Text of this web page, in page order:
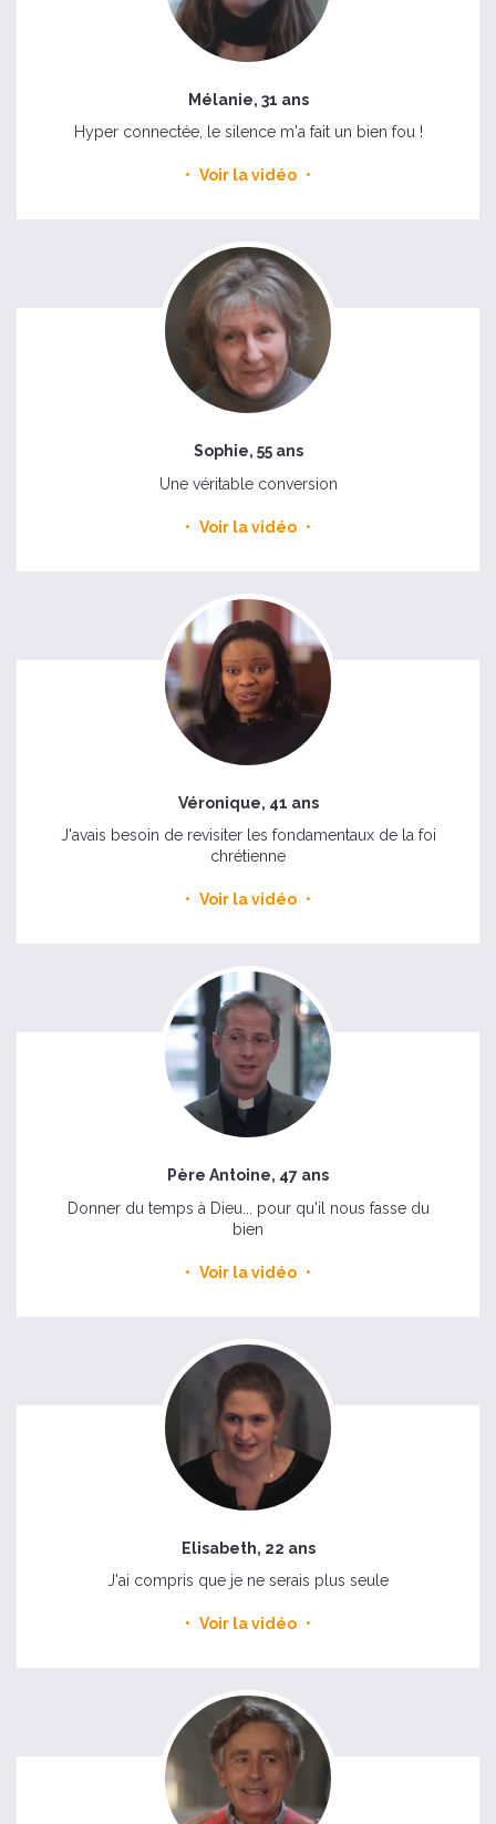
Mélanie, 31 ans
Hyper connectée, le silence m'a fait un bien fou !
Voir la vidéo
Sophie, 55 ans
Une véritable conversion
Voir la vidéo
Véronique, 41 ans
J'avais besoin de revisiter les fondamentaux de la foi
chrétienne
Voir la vidéo
Père Antoine, 47 ans
Donner du temps à Dieu... pour qu'il nous fasse du
bien
Voir la vidéo
Elisabeth, 22 ans
J'ai compris que je ne serais plus seule
Voir la vidéo